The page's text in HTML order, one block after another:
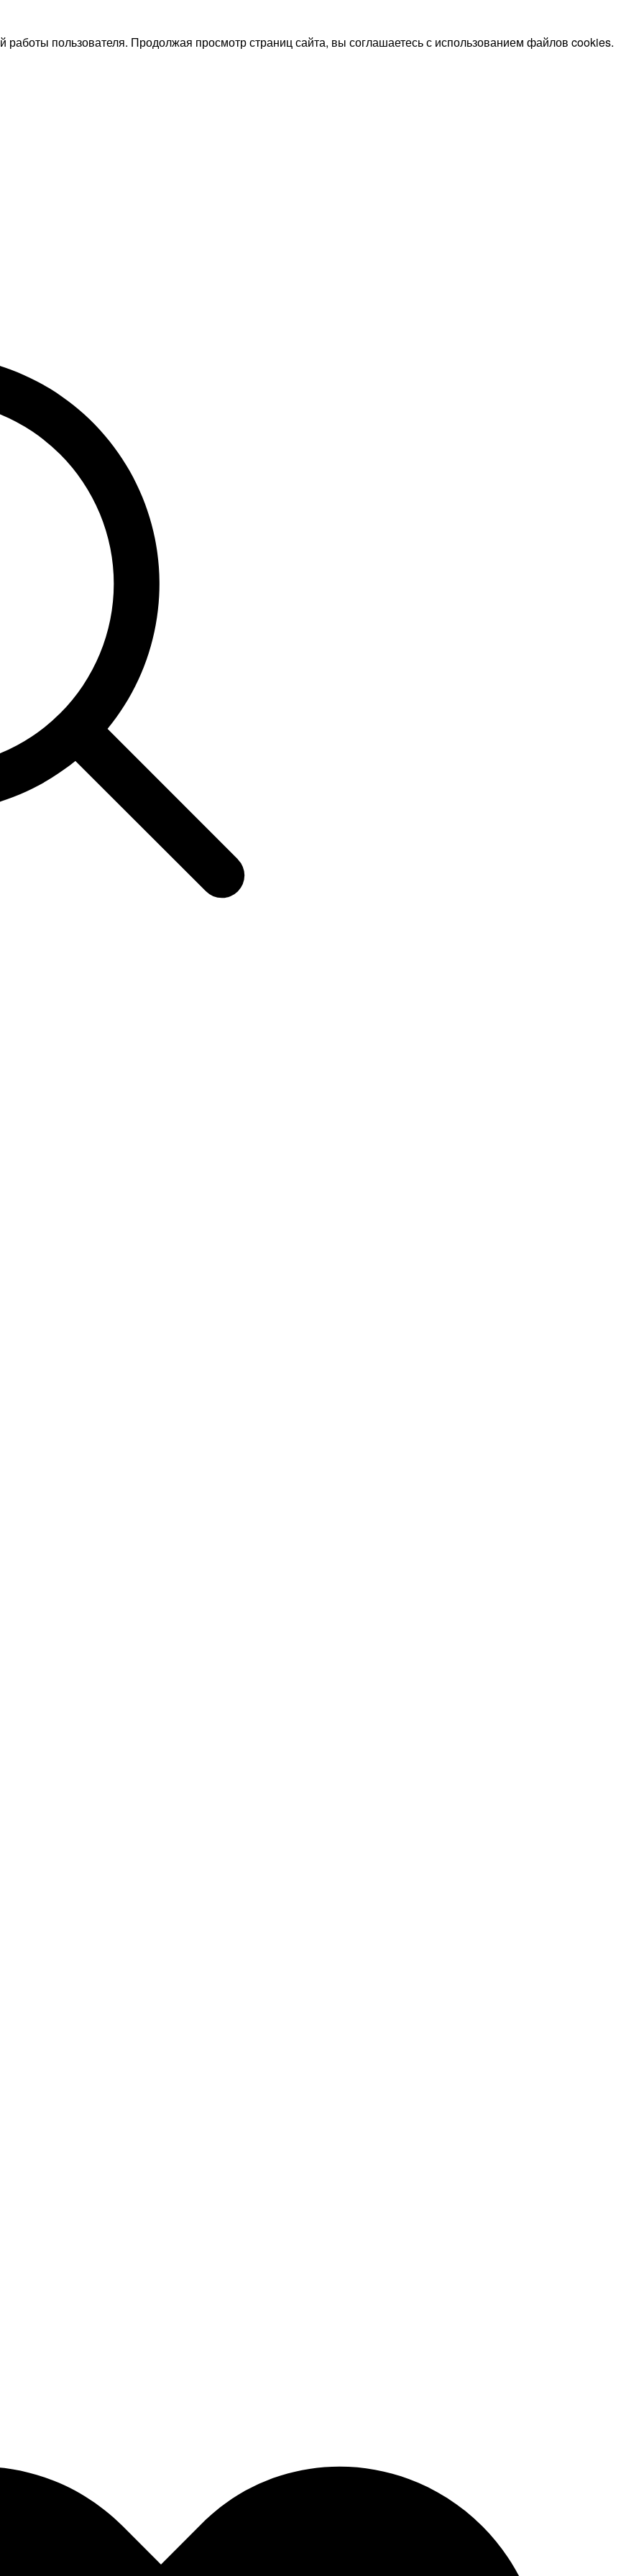
пользователя. Продолжая просмотр страниц сайта, вы соглашаетесь с использованием файлов cookies.